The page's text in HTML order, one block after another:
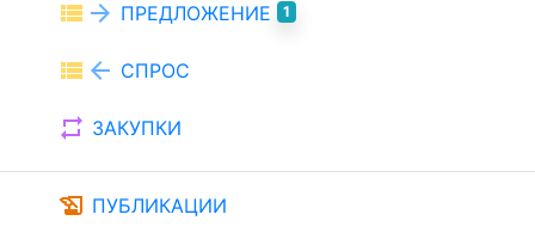
view_list arrow_forward ПРЕДЛОЖЕНИЕ 1
view_list arrow_back СПРОС
repeat ЗАКУПКИ
history_edu ПУБЛИКАЦИИ